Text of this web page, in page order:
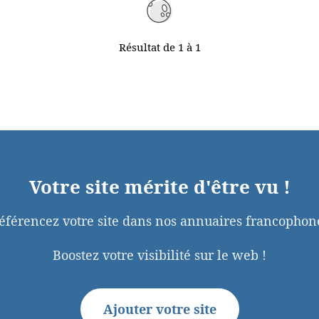
Résultat de 1 à 1
Votre site mérite d'être vu !
votre site dans nos annuaires
Boostez votre visibilité sur le web !
Ajouter votre site